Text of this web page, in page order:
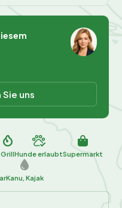
uns
GrillHunde erlaubtSupermarkt
Kanu, Kajak